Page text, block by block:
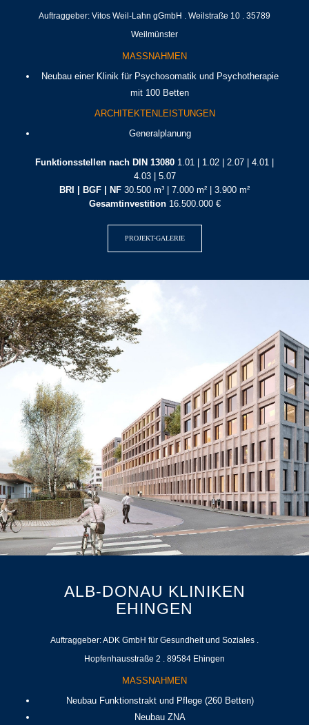
Auftraggeber: Vitos Weil‐Lahn gGmbH . Weilstraße 10 . 35789
Weilmünster
MASSNAHMEN
Neubau einer Klinik für Psychosomatik und Psychotherapie
mit 100 Betten
ARCHITEKTENLEISTUNGEN
Generalplanung
Funktionsstellen nach DIN 13080 1.01 | 1.02 | 2.07 | 4.01 |
4.03 | 5.07
BRI | BGF | NF 30.500 m³ | 7.000 m² | 3.900 m²
Gesamtinvestition16.500.000 €
PROJEKT-GALERIE
ALB-DONAU KLINIKEN
EHINGEN
Auftraggeber: ADK GmbH für Gesundheit und Soziales .
Hopfenhausstraße 2 . 89584 Ehingen
MASSNAHMEN
Neubau Funktionstrakt und Pflege (260 Betten)
Neubau ZNA